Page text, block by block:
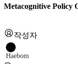
Metacognitive Policy
작성자
Haebom